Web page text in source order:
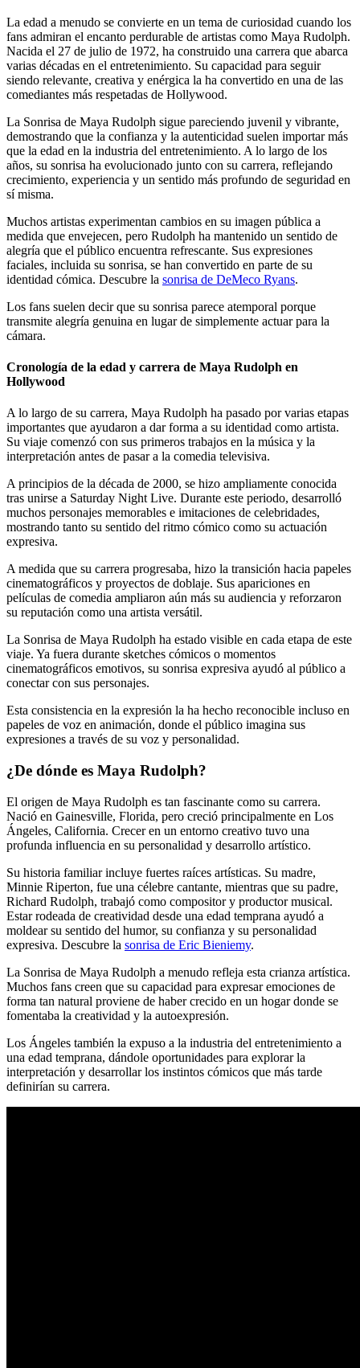
La edad a menudo se convierte en un tema de curiosidad cuando los
fans admiran el encanto perdurable de artistas como Maya Rudolph.
Nacida el 27 de julio de 1972, ha construido una carrera que abarca
varias décadas en el entretenimiento. Su capacidad para seguir
siendo relevante, creativa y enérgica la ha convertido en una de las
comediantes más respetadas de Hollywood.
La Sonrisa de Maya Rudolph sigue pareciendo juvenil y vibrante,
demostrando que la confianza y la autenticidad suelen importar más
que la edad en la industria del entretenimiento. A lo largo de los
años, su sonrisa ha evolucionado junto con su carrera, reflejando
crecimiento, experiencia y un sentido más profundo de seguridad en
sí misma.
Muchos artistas experimentan cambios en su imagen pública a
medida que envejecen, pero Rudolph ha mantenido un sentido de
alegría que el público encuentra refrescante. Sus expresiones
faciales, incluida su sonrisa, se han convertido en parte de su
identidad cómica. Descubre la sonrisa de DeMeco Ryans.
Los fans suelen decir que su sonrisa parece atemporal porque
transmite alegría genuina en lugar de simplemente actuar para la
cámara.
Cronología de la edad y carrera de Maya Rudolph en
Hollywood
A lo largo de su carrera, Maya Rudolph ha pasado por varias etapas
importantes que ayudaron a dar forma a su identidad como artista.
Su viaje comenzó con sus primeros trabajos en la música y la
interpretación antes de pasar a la comedia televisiva.
A principios de la década de 2000, se hizo ampliamente conocida
tras unirse a Saturday Night Live. Durante este periodo, desarrolló
muchos personajes memorables e imitaciones de celebridades,
mostrando tanto su sentido del ritmo cómico como su actuación
expresiva.
A medida que su carrera progresaba, hizo la transición hacia papeles
cinematográficos y proyectos de doblaje. Sus apariciones en
películas de comedia ampliaron aún más su audiencia y reforzaron
su reputación como una artista versátil.
La Sonrisa de Maya Rudolph ha estado visible en cada etapa de este
viaje. Ya fuera durante sketches cómicos o momentos
cinematográficos emotivos, su sonrisa expresiva ayudó al público a
conectar con sus personajes.
Esta consistencia en la expresión la ha hecho reconocible incluso en
papeles de voz en animación, donde el público imagina sus
expresiones a través de su voz y personalidad.
¿De dónde es Maya Rudolph?
El origen de Maya Rudolph es tan fascinante como su carrera.
Nació en Gainesville, Florida, pero creció principalmente en Los
Ángeles, California. Crecer en un entorno creativo tuvo una
profunda influencia en su personalidad y desarrollo artístico.
Su historia familiar incluye fuertes raíces artísticas. Su madre,
Minnie Riperton, fue una célebre cantante, mientras que su padre,
Richard Rudolph, trabajó como compositor y productor musical.
Estar rodeada de creatividad desde una edad temprana ayudó a
moldear su sentido del humor, su confianza y su personalidad
expresiva. Descubre la sonrisa de Eric Bieniemy.
La Sonrisa de Maya Rudolph a menudo refleja esta crianza artística.
Muchos fans creen que su capacidad para expresar emociones de
forma tan natural proviene de haber crecido en un hogar donde se
fomentaba la creatividad y la autoexpresión.
Los Ángeles también la expuso a la industria del entretenimiento a
una edad temprana, dándole oportunidades para explorar la
interpretación y desarrollar los instintos cómicos que más tarde
definirían su carrera.